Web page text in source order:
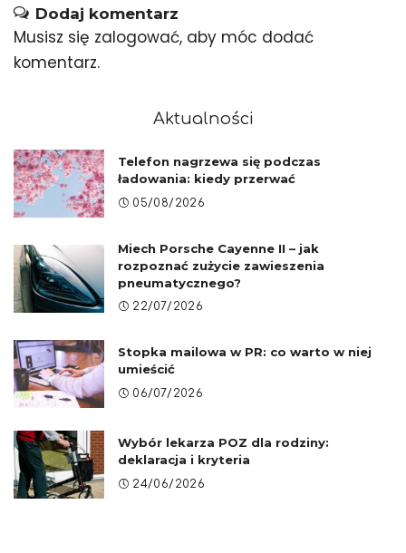
Dodaj komentarz
Musisz się zalogować, aby móc dodać
komentarz.
Aktualności
Telefon nagrzewa się podczas
ładowania: kiedy przerwać
05/08/2026
Miech Porsche Cayenne II – jak
rozpoznać zużycie zawieszenia
pneumatycznego?
22/07/2026
Stopka mailowa w PR: co warto w niej
umieścić
06/07/2026
Wybór lekarza POZ dla rodziny:
deklaracja i kryteria
24/06/2026